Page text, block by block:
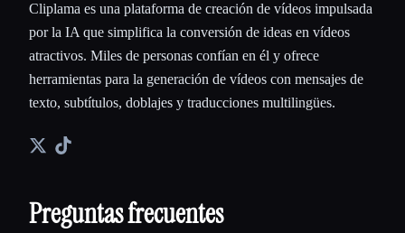
Cliplama es una plataforma de creación de vídeos impulsada
por la IA que simplifica la conversión de ideas en vídeos
atractivos. Miles de personas confían en él y ofrece
herramientas para la generación de vídeos con mensajes de
texto, subtítulos, doblajes y traducciones multilingües.
Preguntas frecuentes